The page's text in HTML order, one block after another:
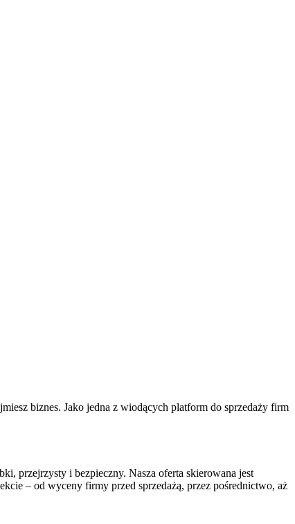
biznes. Jako jedna z wiodących platform do sprzedaży firm
przejrzysty i bezpieczny. Nasza oferta skierowana jest
– od wyceny firmy przed sprzedażą, przez pośrednictwo, aż